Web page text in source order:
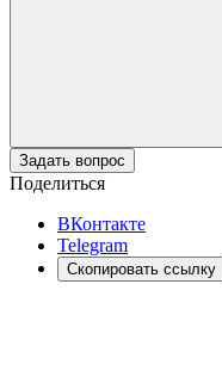
Задать вопрос
Поделиться
ВКонтакте
Telegram
Скопировать ссылку